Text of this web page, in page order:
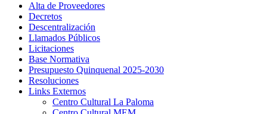
Alta de Proveedores
Decretos
Descentralización
Llamados Públicos
Licitaciones
Base Normativa
Presupuesto Quinquenal 2025-2030
Resoluciones
Links Externos
Centro Cultural La Paloma